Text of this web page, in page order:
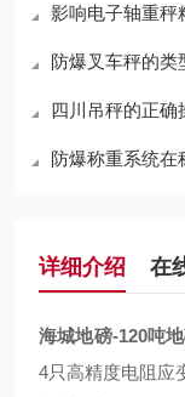
影响电子轴重秤
防爆叉车秤的类
四川吊秤的正确
防爆称重系统在
详细介绍 在
海城地磅-120吨
4只高精度电阻应